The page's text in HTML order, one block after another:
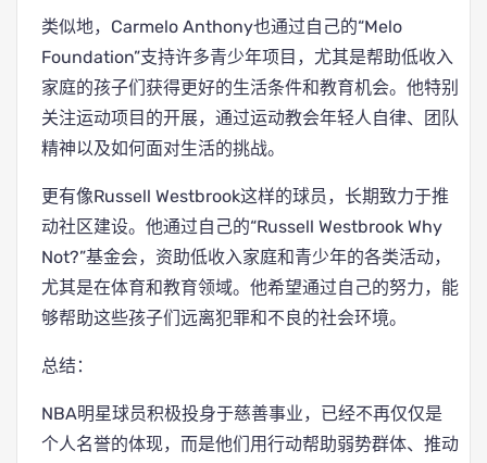
类似地，Carmelo Anthony也通过自己的“Melo
Foundation”支持许多青少年项目，尤其是帮助低收入
家庭的孩子们获得更好的生活条件和教育机会。他特别
关注运动项目的开展，通过运动教会年轻人自律、团队
精神以及如何面对生活的挑战。
更有像Russell Westbrook这样的球员，长期致力于推
动社区建设。他通过自己的“Russell Westbrook Why
Not?”基金会，资助低收入家庭和青少年的各类活动，
尤其是在体育和教育领域。他希望通过自己的努力，能
够帮助这些孩子们远离犯罪和不良的社会环境。
总结：
NBA明星球员积极投身于慈善事业，已经不再仅仅是
个人名誉的体现，而是他们用行动帮助弱势群体、推动